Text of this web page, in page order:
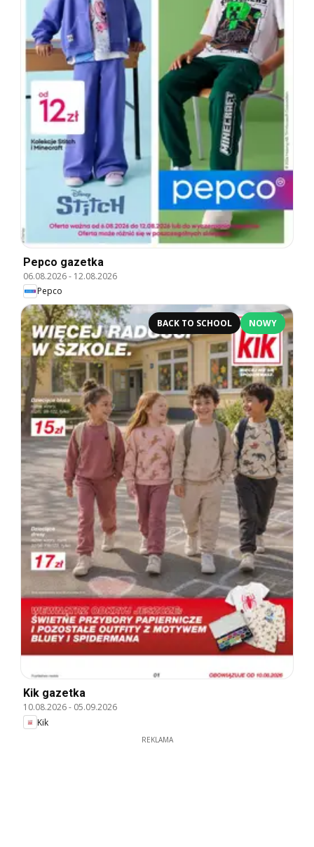
Pepco gazetka
06.08.2026- 12.08.2026
Pepco
BACK TO SCHOOL NOWY
Kik gazetka
10.08.2026- 05.09.2026
Kik
REKLAMA